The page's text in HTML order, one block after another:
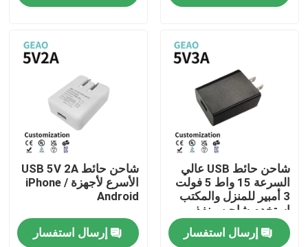
جولة في المعمل
رقابة جودة
اطلب اقتباس
محولات الطاقة المثبتة على الحائط
شاحن حائط USB عالي
السرعة 15 واط 5 فولت
3 أمبير للمنزل والمكتب
استخدم شاحن منفذ
الحائط
إرسال استفسار
شاحن حائط USB 5V 2A
الأسرع لأجهزة iPhone /
Android
إرسال استفسار